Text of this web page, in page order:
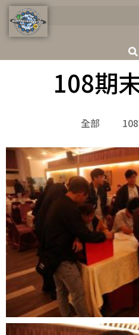
108期
全部